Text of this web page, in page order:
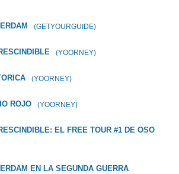
(GETYOURGUIDE)
(YOORNEY)
(YOORNEY)
ROJO (YOORNEY)
EL FREE TOUR #1 DE OSO
EN LA SEGUNDA GUERRA